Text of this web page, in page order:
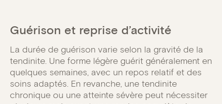
Guérison et reprise d’activité
La durée de guérison varie selon la gravité de la
tendinite. Une forme légère guérit généralement en
quelques semaines, avec un repos relatif et des
soins adaptés. En revanche, une tendinite
chronique ou une atteinte sévère peut nécessiter